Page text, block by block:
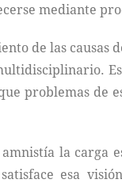
mediante
de las
problemas de
la carga
esa